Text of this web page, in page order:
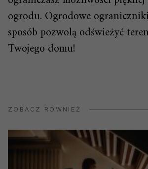
ogrodu. Ogrodowe
sposób pozwolą odświeżyć
Twojego domu!
ZOBACZ RÓWNIEŻ